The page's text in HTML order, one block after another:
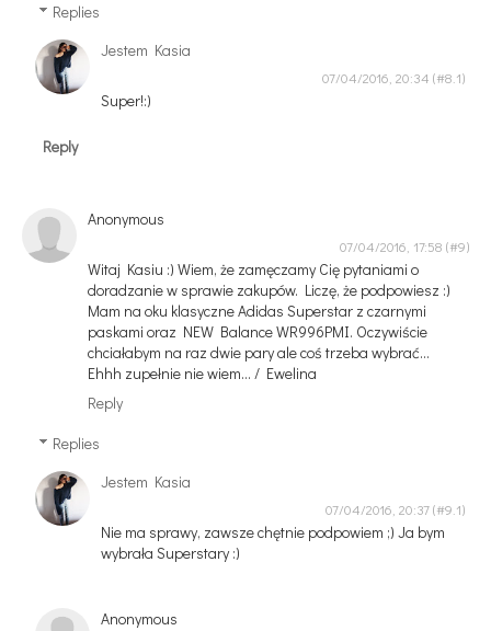
Replies
Jestem Kasia
07/04/2016, 20:34
Super!:)
Reply
Anonymous
07/04/2016, 17:58
Witaj Kasiu :) Wiem, że zamęczamy Cię pytaniami o
doradzanie w sprawie zakupów. Liczę, że podpowiesz :)
Mam na oku klasyczne Adidas Superstar z czarnymi
paskami oraz NEW Balance WR996PMI. Oczywiście
chciałabym na raz dwie pary ale coś trzeba wybrać...
Ehhh zupełnie nie wiem... / Ewelina
Reply
Replies
Jestem Kasia
07/04/2016, 20:37
Nie ma sprawy, zawsze chętnie podpowiem ;) Ja bym
wybrała Superstary :)
Anonymous